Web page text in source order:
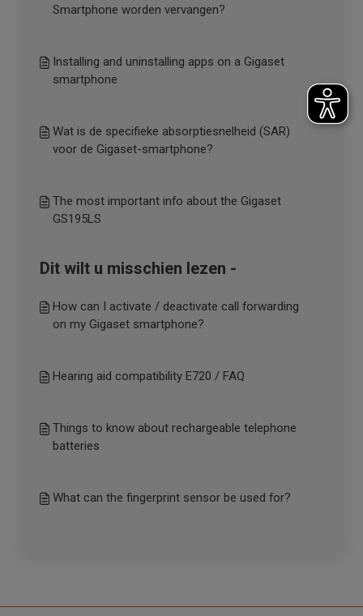
Smartphone worden vervangen?
Installing and uninstalling apps on a Gigaset
smartphone
Wat is de specifieke absorptiesnelheid (SAR)
voor de Gigaset-smartphone?
The most important info about the Gigaset
GS195LS
Dit wilt u misschien lezen -
How can I activate / deactivate call forwarding
on my Gigaset smartphone?
Hearing aid compatibility E720 / FAQ
Things to know about rechargeable telephone
batteries
What can the fingerprint sensor be used for?